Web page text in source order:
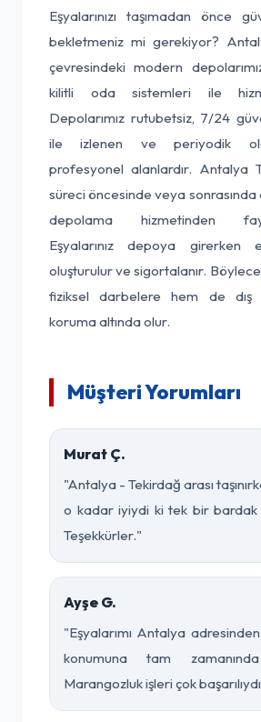
Eşyalarınızı taşımadan önce
bekletmeniz mi gerekiyor?
çevresindeki modern
kilitli oda sistemleri ile
Depolarımız rutubetsiz, 7/24
ile izlenen ve periyodik
profesyonel alanlardır. Antalya
süreci öncesinde veya
depolama hizmetinden
Eşyalarınız depoya girerken
oluşturulur ve sigortalanır. Böylece
fiziksel darbelere hem de dış
koruma altında olur.
Müşteri Yorumları
Murat Ç.
"Antalya - Tekirdağ arası
o kadar iyiydi ki tek bir bardak
Teşekkürler."
Ayşe G.
"Eşyalarımı Antalya
konumuna tam zamanında
Marangozluk işleri çok